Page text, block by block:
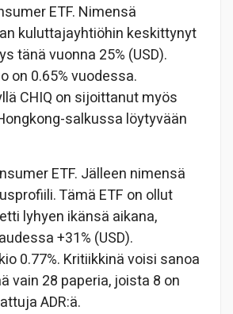
ETF. Nimensä
kuluttajayhtiöhin keskittynyt
tänä vuonna 25% (USD).
on 0.65% vuodessa.
CHIQ on sijoittanut myös
salkussa löytyvään
ETF. Jälleen nimensä
Tämä ETF on ollut
lyhyen ikänsä aikana,
+31% (USD).
0.77%. Kritiikkinä voisi sanoa
vain 28 paperia, joista 8 on
ADR:ä.